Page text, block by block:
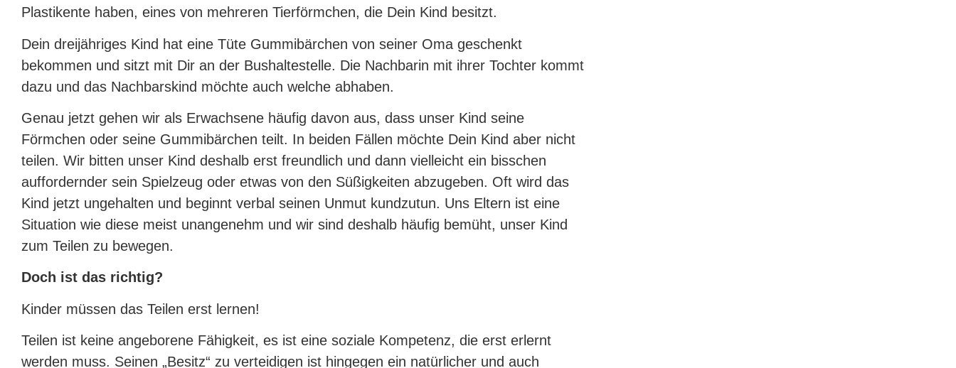
Plastikente haben, eines von mehreren Tierförmchen, die Dein Kind besitzt.
Dein dreijähriges Kind hat eine Tüte Gummibärchen von seiner Oma geschenkt
bekommen und sitzt mit Dir an der Bushaltestelle. Die Nachbarin mit ihrer Tochter kommt
dazu und das Nachbarskind möchte auch welche abhaben.
Genau jetzt gehen wir als Erwachsene häufig davon aus, dass unser Kind seine
Förmchen oder seine Gummibärchen teilt. In beiden Fällen möchte Dein Kind aber nicht
teilen. Wir bitten unser Kind deshalb erst freundlich und dann vielleicht ein bisschen
auffordernder sein Spielzeug oder etwas von den Süßigkeiten abzugeben. Oft wird das
Kind jetzt ungehalten und beginnt verbal seinen Unmut kundzutun. Uns Eltern ist eine
Situation wie diese meist unangenehm und wir sind deshalb häufig bemüht, unser Kind
zum Teilen zu bewegen.
Doch ist das richtig?
Kinder müssen das Teilen erst lernen!
Teilen ist keine angeborene Fähigkeit, es ist eine soziale Kompetenz, die erst erlernt
werden muss. Seinen „Besitz“ zu verteidigen ist hingegen ein natürlicher und auch